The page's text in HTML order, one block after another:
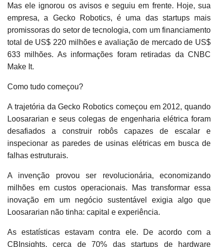
Mas ele ignorou os avisos e seguiu em frente. Hoje, sua
empresa, a Gecko Robotics, é uma das startups mais
promissoras do setor de tecnologia, com um financiamento
total de US$ 220 milhões e avaliação de mercado de US$
633 milhões. As informações foram retiradas da CNBC
Make It.
Como tudo começou?
A trajetória da Gecko Robotics começou em 2012, quando
Loosararian e seus colegas de engenharia elétrica foram
desafiados a construir robôs capazes de escalar e
inspecionar as paredes de usinas elétricas em busca de
falhas estruturais.
A invenção provou ser revolucionária, economizando
milhões em custos operacionais. Mas transformar essa
inovação em um negócio sustentável exigia algo que
Loosararian não tinha: capital e experiência.
As estatísticas estavam contra ele. De acordo com a
CBInsights, cerca de 70% das startups de hardware